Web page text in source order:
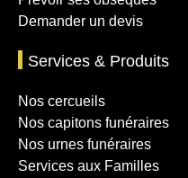
Demander un devis
Services & Produits
Nos cercueils
Nos capitons funéraires
Nos urnes funéraires
Services aux Familles